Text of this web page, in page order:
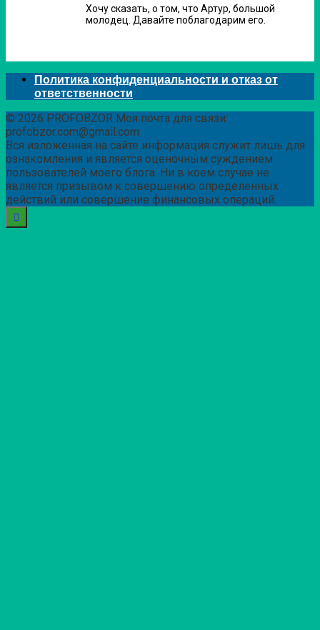
Хочу сказать, о том, что Артур, большой
молодец. Давайте поблагодарим его.
Политика конфиденциальности и отказ от
ответственности
© 2026 PROFOBZOR Моя почта для связи:
profobzor.com@gmail.com
Вся изложенная на сайте информация служит лишь для
ознакомления и является оценочным суждением
пользователей моего блога. Ни в коем случае не
является призывом к совершению определенных
действий или совершение финансовых операций.